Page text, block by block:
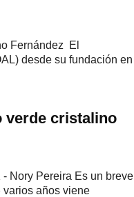
Fernández El
desde su fundación en
verde cristalino
Nory Pereira Es un breve
varios años viene